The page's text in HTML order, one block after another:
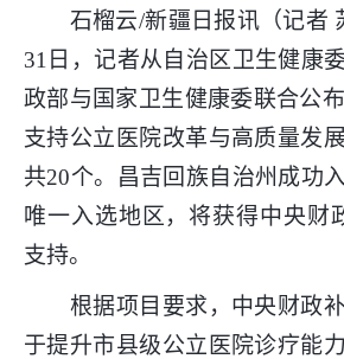
石榴云/新疆日报讯（记者
31日，记者从自治区卫生健康
政部与国家卫生健康委联合公
支持公立医院改革与高质量发
共20个。昌吉回族自治州成功
唯一入选地区，将获得中央财
支持。
根据项目要求，中央财政补
于提升市县级公立医院诊疗能